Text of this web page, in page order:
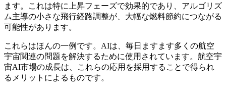
ます。これは特に上昇フェーズで効果的であり、アルゴリズ
ム主導の小さな飛行経路調整が、大幅な燃料節約につながる
可能性があります。
これらはほんの一例です。AIは、毎日ますます多くの航空
宇宙関連の問題を解決するために使用されています。航空宇
宙AI市場の成長は、これらの応用を採用することで得られ
るメリットによるものです。